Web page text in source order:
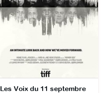
Les Voix du 11 septembre